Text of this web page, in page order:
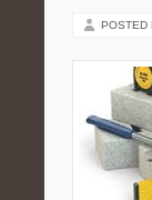
POSTED